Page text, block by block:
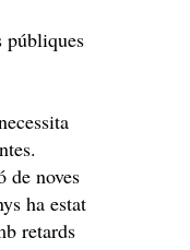
públiques
de noves
ha estat
retards